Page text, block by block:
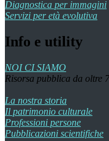
Diagnostica per immagini
Servizi per età evolutiva
Info e utility
NOI CI SIAMO
Risorsa pubblica da oltre
La nostra storia
Il patrimonio culturale
Professioni persone
Pubblicazioni scientifiche